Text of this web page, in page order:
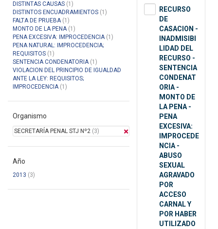
DISTINTAS CAUSAS (1)
DISTINTOS ENCUADRAMIENTOS (1)
FALTA DE PRUEBA(1)
MONTO DE LA PENA(1)
PENA EXCESIVA: IMPROCEDENCIA(1)
PENA NATURAL: IMPROCEDENCIA;
REQUISITOS (1)
SENTENCIA CONDENATORIA(1)
VIOLACION DEL PRINCIPIO DE IGUALDAD
ANTE LA LEY: REQUISITOS;
IMPROCEDENCIA(1)
Organismo
SECRETARÍA PENAL STJ Nº2 (3)
Año
2013 (3)
RECURSO
DE
CASACION -
INADMISIBI
LIDAD DEL
RECURSO -
SENTENCIA
CONDENAT
ORIA -
MONTO DE
LA PENA -
PENA
EXCESIVA:
IMPROCEDE
NCIA -
ABUSO
SEXUAL
AGRAVADO
POR
ACCESO
CARNAL Y
POR HABER
UTILIZADO